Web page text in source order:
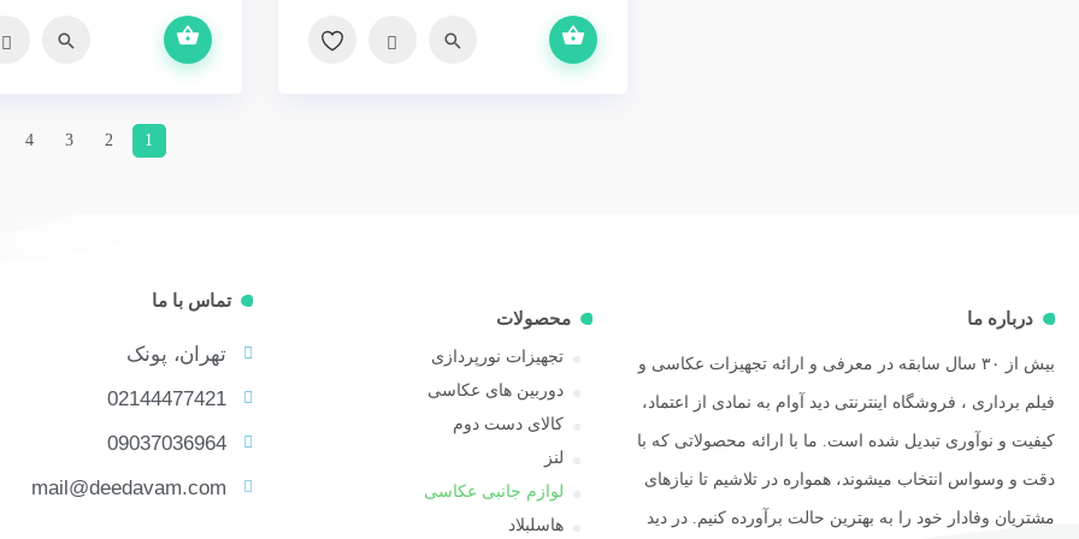
مقایسه
مقایسه
1
2
3
4
درباره ما
بیش از ۳۰ سال سابقه در معرفی و ارائه تجهیزات عکاسی و
فیلم برداری ، فروشگاه اینترنتی دید آوام به نمادی از اعتماد،
کیفیت و نوآوری تبدیل شده است. ما با ارائه محصولاتی که با
دقت و وسواس انتخاب میشوند، همواره در تلاشیم تا نیازهای
مشتریان وفادار خود را به بهترین حالت برآورده کنیم. در دید
محصولات
تجهیزات نورپردازی
دوربین های عکاسی
کالای دست دوم
لنز
لوازم جانبی عکاسی
هاسلبلاد
تماس با ما
تهران، پونک
02144477421
09037036964
mail@deedavam.com